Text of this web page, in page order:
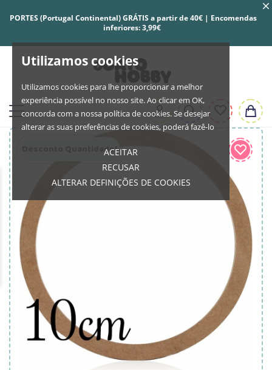
Utilizamos cookies
Utilizamos cookies para lhe proporcionar a melhor
experiência possível no nosso site. Ao clicar em OK,
concorda com a nossa política de cookies. Se desejar
alterar as suas preferências de cookies, poderá fazê-lo
ACEITAR
RECUSAR
ALTERAR DEFINIÇÕES DE COOKIES
PORTES (Portugal Continental) GRÁTIS a partir de 40€ | Encomendas
inferiores: 3,99€
Desconto Quantidade!